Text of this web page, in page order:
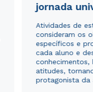
jornada
Atividades de
consideram os
específicos e
cada aluno e
conhecimentos,
atitudes,
protagonista da